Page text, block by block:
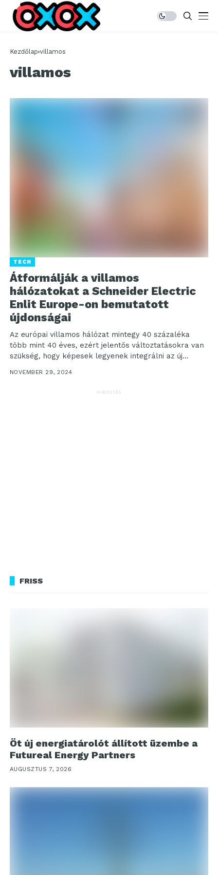
Kezdőlap villamos
villamos
TECH
Átformálják a villamos
hálózatokat a Schneider Electric
Enlit Europe-on bemutatott
újdonságai
Az európai villamos hálózat mintegy 40 százaléka
több mint 40 éves, ezért jelentős változtatásokra van
szükség, hogy képesek legyenek integrálni az új
NOVEMBER 29, 2024
HIRDETÉS
FRISS
Öt új energiatárolót állított üzembe a
Futureal Energy Partners
AUGUSZTUS 7, 2026